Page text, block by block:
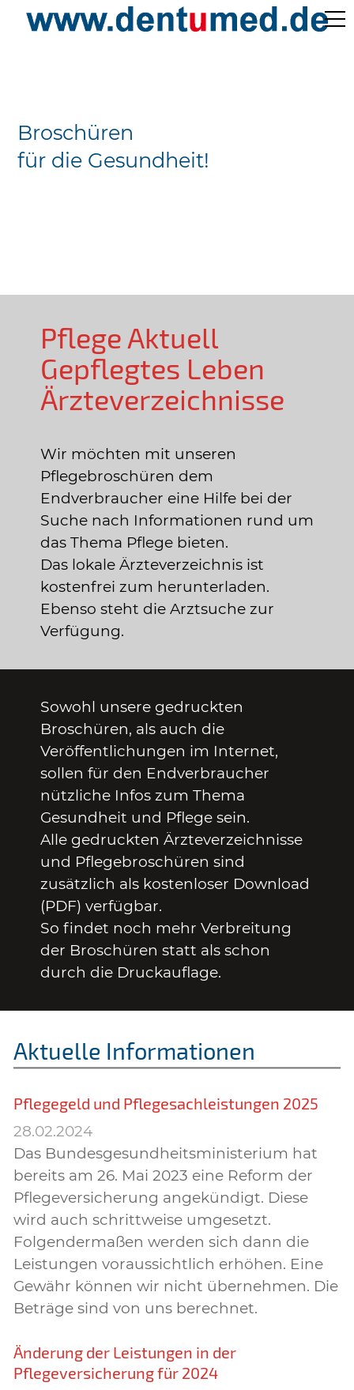
Ärzteverzeichnisse
Broschüren
für die Gesundheit!
Pflege Aktuell
Gepflegtes Leben
Ärzteverzeichnisse
Wir möchten mit unseren
Pflegebroschüren dem
Endverbraucher eine Hilfe bei der
Suche nach Informationen rund um
das Thema Pflege bieten.
Das lokale Ärzteverzeichnis ist
kostenfrei zum herunterladen.
Ebenso steht die Arztsuche zur
Verfügung.
Sowohl unsere gedruckten
Broschüren, als auch die
Veröffentlichungen im Internet,
sollen für den Endverbraucher
nützliche Infos zum Thema
Gesundheit und Pflege sein.
Alle gedruckten Ärzteverzeichnisse
und Pflegebroschüren sind
zusätzlich als kostenloser Download
(PDF) verfügbar.
So findet noch mehr Verbreitung
der Broschüren statt als schon
durch die Druckauflage.
Aktuelle Informationen
Pflegegeld und Pflegesachleistungen 2025
28.02.2024
Das Bundesgesundheitsministerium hat
bereits am 26. Mai 2023 eine Reform der
Pflegeversicherung angekündigt. Diese
wird auch schrittweise umgesetzt.
Folgendermaßen werden sich dann die
Leistungen voraussichtlich erhöhen. Eine
Gewähr können wir nicht übernehmen. Die
Beträge sind von uns berechnet.
Änderung der Leistungen in der
Pflegeversicherung für 2024